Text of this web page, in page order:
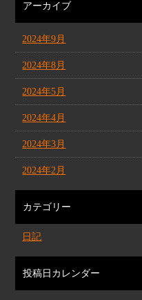
アーカイブ
2024年9月
2024年8月
2024年5月
2024年4月
2024年3月
2024年2月
カテゴリー
日記
投稿日カレンダー